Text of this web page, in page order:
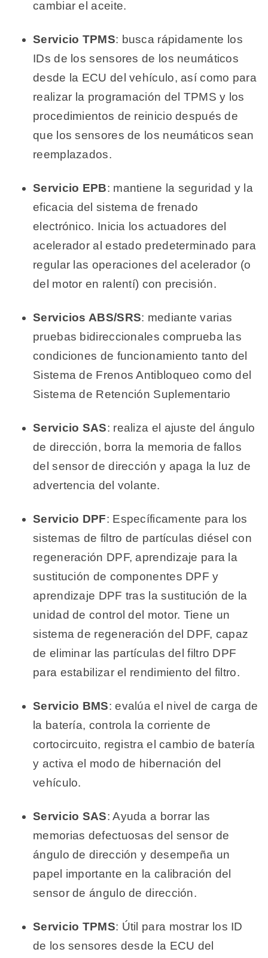
cambiar el aceite.
Servicio TPMS: busca rápidamente los
IDs de los sensores de los neumáticos
desde la ECU del vehículo, así como para
realizar la programación del TPMS y los
procedimientos de reinicio después de
que los sensores de los neumáticos sean
reemplazados.
Servicio EPB: mantiene la seguridad y la
eficacia del sistema de frenado
electrónico. Inicia los actuadores del
acelerador al estado predeterminado para
regular las operaciones del acelerador (o
del motor en ralentí) con precisión.
Servicios ABS/SRS: mediante varias
pruebas bidireccionales comprueba las
condiciones de funcionamiento tanto del
Sistema de Frenos Antibloqueo como del
Sistema de Retención Suplementario
Servicio SAS: realiza el ajuste del ángulo
de dirección, borra la memoria de fallos
del sensor de dirección y apaga la luz de
advertencia del volante.
Servicio DPF: Específicamente para los
sistemas de filtro de partículas diésel con
regeneración DPF, aprendizaje para la
sustitución de componentes DPF y
aprendizaje DPF tras la sustitución de la
unidad de control del motor. Tiene un
sistema de regeneración del DPF, capaz
de eliminar las partículas del filtro DPF
para estabilizar el rendimiento del filtro.
Servicio BMS: evalúa el nivel de carga de
la batería, controla la corriente de
cortocircuito, registra el cambio de batería
y activa el modo de hibernación del
vehículo.
Servicio SAS: Ayuda a borrar las
memorias defectuosas del sensor de
ángulo de dirección y desempeña un
papel importante en la calibración del
sensor de ángulo de dirección.
Servicio TPMS: Útil para mostrar los ID
de los sensores desde la ECU del